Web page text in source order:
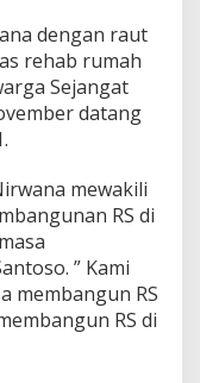
dengan raut
rehab rumah
Sejangat
datang
mewakili
RS di
” Kami
membangun RS
RS di